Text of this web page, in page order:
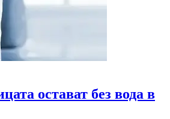
остават без вода в